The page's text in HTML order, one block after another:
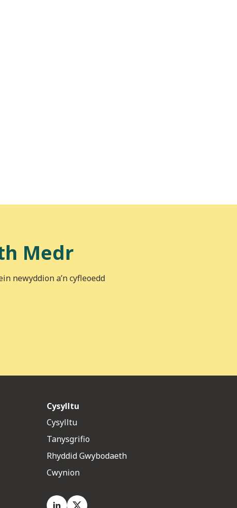
Medr
newyddion a’n cyfleoedd
Cysylltu
Cysylltu
Tanysgrifio
Rhyddid Gwybodaeth
Cwynion
LinkedIn
X.com